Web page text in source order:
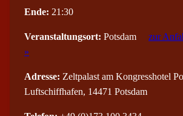
Ende: 21:30
Veranstaltungsort: Potsdam zur
»
Adresse: Zeltpalast am Kongresshotel
Luftschiffhafen, 14471 Potsdam